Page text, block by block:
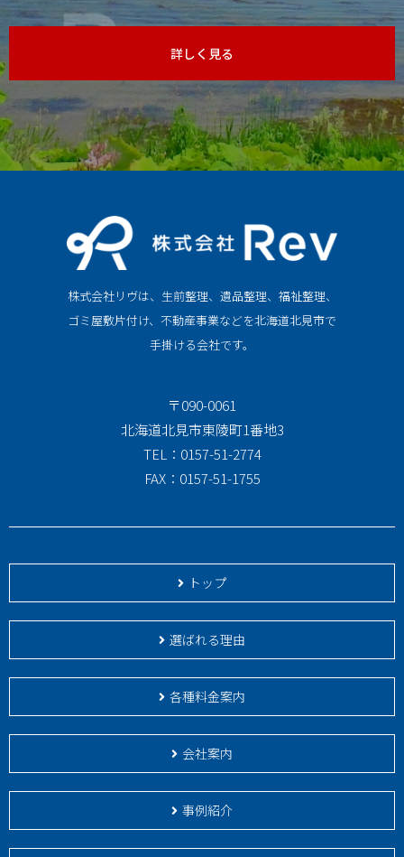
詳しく見る
株式会社リヴは、生前整理、遺品整理、福祉整理、
ゴミ屋敷片付け、不動産事業などを北海道北見市で
手掛ける会社です。
〒090-0061
北海道北見市東陵町1番地3
TEL：0157-51-2774
FAX：0157-51-1755
トップ
選ばれる理由
各種料金案内
会社案内
事例紹介